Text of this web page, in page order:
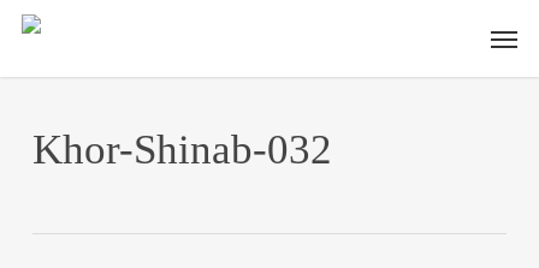
Skip
main
Khor-Shinab-032